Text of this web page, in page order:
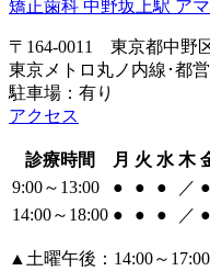
〒164-0011 東京都中野
東京メトロ丸ノ内線･都
駐車場：有り
アクセス
診療時間 月 火 水 木
9:00～13:00
● ● ● ／ ●
14:00～18:00 ● ● ● ／ ●
▲土曜午後：14:00～17:00